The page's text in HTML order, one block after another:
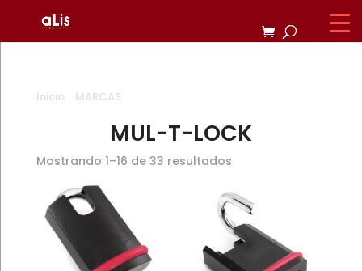
Inicio MARCAS
MUL-T-LOCK
Mostrando 1–16 de 33 resultados